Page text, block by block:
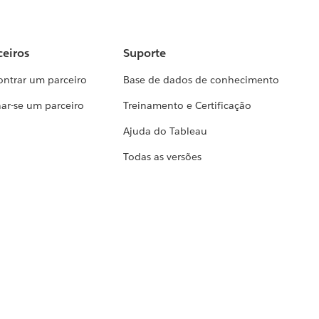
um parceiro
se um parceiro
Suporte
Base de dados de conhecimento
Treinamento e Certificação
Ajuda do Tableau
Todas as versões